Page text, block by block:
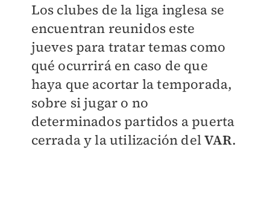
Los clubes de la liga inglesa se
encuentran reunidos este
jueves para tratar temas como
qué ocurrirá en caso de que
haya que acortar la temporada,
sobre si jugar o no
determinados partidos a puerta
cerrada y la utilización delVAR.